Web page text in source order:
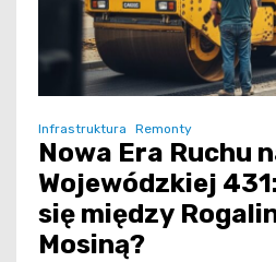
Infrastruktura Remonty
Nowa Era Ruchu
Wojewódzkiej
się między
Mosiną?